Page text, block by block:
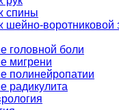
спины
шейно-воротниковой
головной боли
мигрени
полинейропатии
радикулита